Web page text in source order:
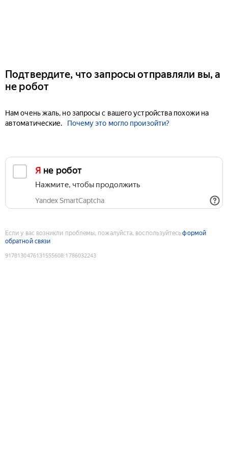
Подтвердите, что запросы отправляли вы, а
не робот
Нам очень жаль, но запросы с вашего устройства похожи на
автоматические.
Почему это могло произойти?
Я не робот
Нажмите, чтобы продолжить
Yandex SmartCaptcha
Если у вас возникли проблемы, пожалуйста, воспользуйтесьформой
обратной связи
9178130476131555608:1786032243